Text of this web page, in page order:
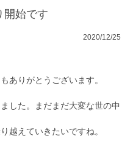
開始です
2020/12/25
ありがとうございます。
した。まだまだ大変な世の中
越えていきたいですね。